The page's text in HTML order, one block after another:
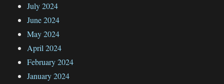
July 2024
June 2024
May 2024
April 2024
February 2024
January 2024